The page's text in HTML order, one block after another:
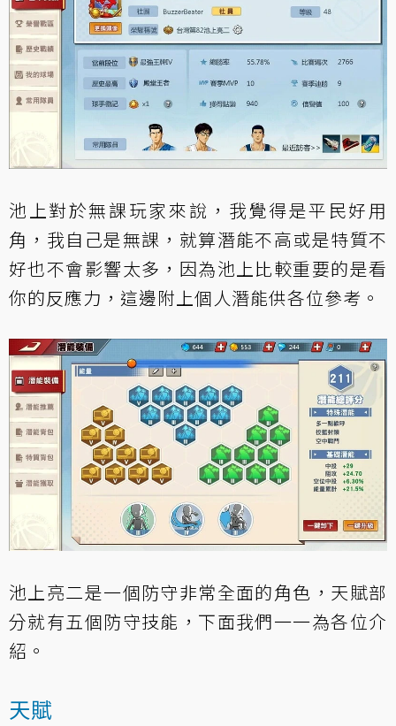
池上對於無課玩家來說，我覺得是平民好用
角，我自己是無課，就算潛能不高或是特質不
好也不會影響太多，因為池上比較重要的是看
你的反應力，這邊附上個人潛能供各位參考。
池上亮二是一個防守非常全面的角色，天賦部
分就有五個防守技能，下面我們一一為各位介
紹。
天賦